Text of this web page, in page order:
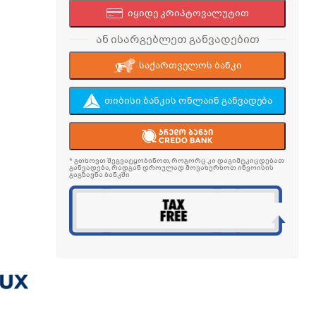
იყიდე კრიპტოვალუტით
ან ისარგებლეთ განვადებით
საქართველოს ბანკი
თიბისი ბანკის ონლაინ განვადება
* გთხოვთ შეგვატყობინოთ, როგორც კი დაგიმტკიცდებათ
განვადება, რადგან დროულად მოვახერხოთ ინვოისის
გაგზავნა ბანკში